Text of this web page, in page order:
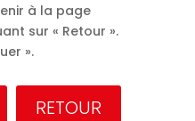
à la page
sur « Retour ».
».
RETOUR